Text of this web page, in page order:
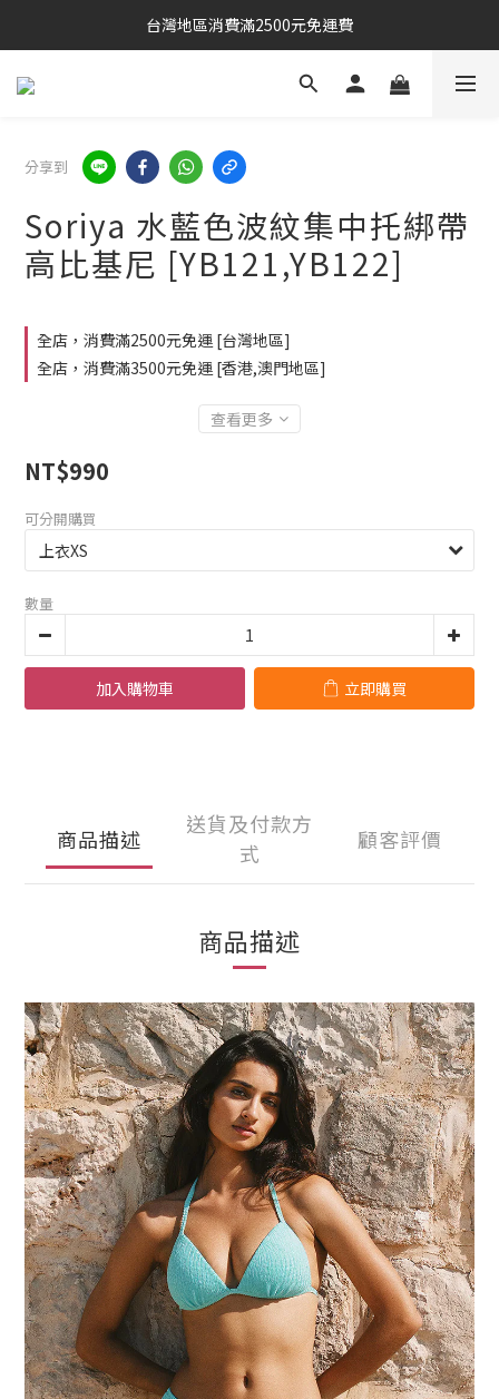
台灣地區消費滿2500元免運費
分享到
Soriya 水藍色波紋集中托綁帶
高比基尼 [YB121,YB122]
全店，消費滿2500元免運 [台灣地區]
全店，消費滿3500元免運 [香港,澳門地區]
查看更多
NT$990
可分開購買
數量
加入購物車 立即購買
商品描述
送貨及付款方
式
顧客評價
商品描述